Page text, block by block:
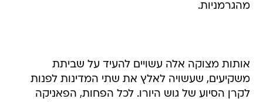
מהגרמניות.
אותות מצוקה אלה עשויים להעיד על שביתת
משקיעים, שעשויה לאלץ את שתי המדינות לפנות
לקרן הסיוע של גוש היורו. לכל הפחות, הפאניקה